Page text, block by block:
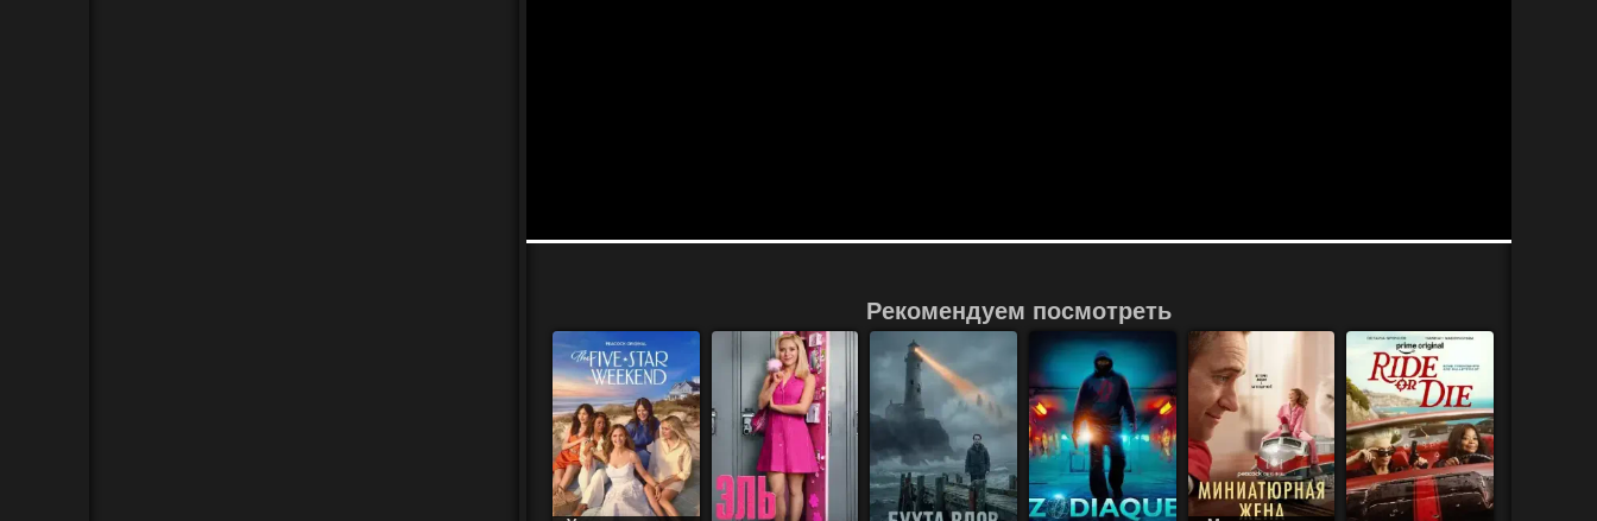
Рекомендуем посмотреть